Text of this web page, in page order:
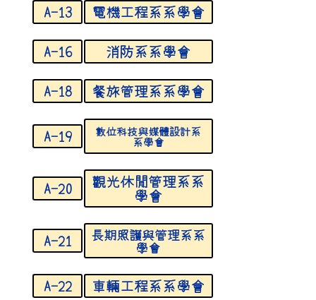
A-13
電機工程系系學會
A-16
消防系系學會
A-18
餐旅管理系系學會
A-19 數位科技與媒體設計系
系學會
A-20 觀光休閒管理系系
學會
A-21 長期照護與管理系系
學會
A-22 車輛工程系系學會